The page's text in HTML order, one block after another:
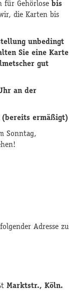
für Gehörlose bis
die Karten bis
unbedingt
Sie eine Karte
gut
an der
ermäßigt)
Sonntag,
Adresse zu
Marktstr., Köln.